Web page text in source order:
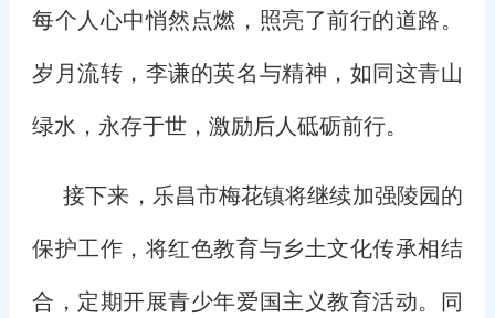
每个人心中悄然点燃，照亮了前行的道路。
岁月流转，李谦的英名与精神，如同这青山
绿水，永存于世，激励后人砥砺前行。
接下来，乐昌市梅花镇将继续加强陵园的
保护工作，将红色教育与乡土文化传承相结
合，定期开展青少年爱国主义教育活动。同